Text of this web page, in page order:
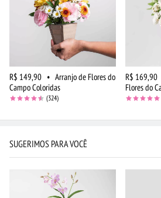
R$ 149,90 • Arranjo de Flores do
Campo Coloridas
(324)
R$ 169,90
Flores do
SUGERIMOS PARA VOCÊ